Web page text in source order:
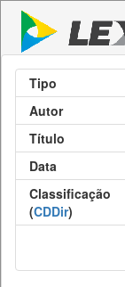
Tipo
Autor
Título
Data
Classificação
(CDDir)